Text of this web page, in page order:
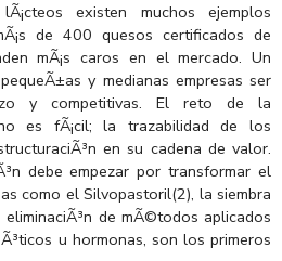
existen muchos ejemplos
de 400 quesos certificados de
mÃ¡s caros en el mercado. Un
y medianas empresas ser
y competitivas. El reto de la
es fÃ¡cil; la trazabilidad de los
en su cadena de valor.
debe empezar por transformar el
como el Silvopastoril(2), la siembra
de mÃ©todos aplicados
u hormonas, son los primeros